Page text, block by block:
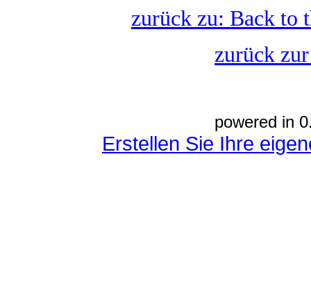
zurück zu: Back to
zurück
powered in
Erstellen Sie Ihre